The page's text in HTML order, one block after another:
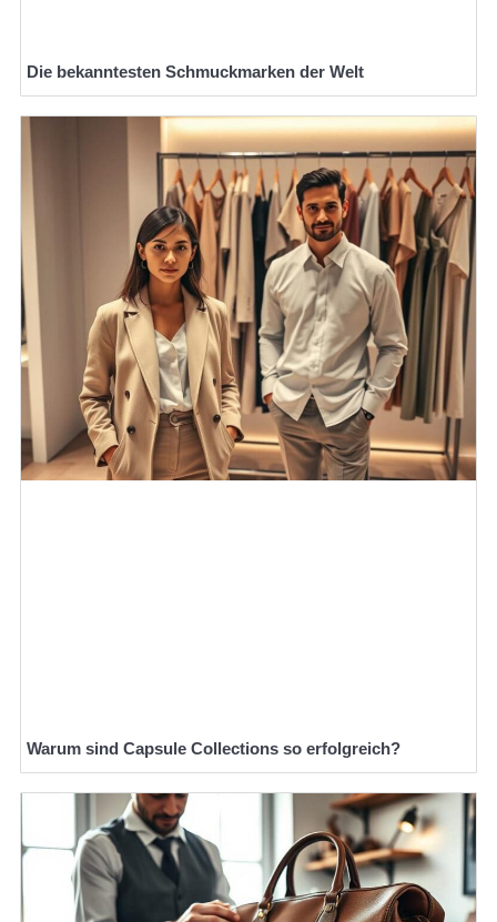
Die bekanntesten Schmuckmarken der Welt
Warum sind Capsule Collections so erfolgreich?